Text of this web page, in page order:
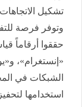
تشكيل
وتوفر فرصة
حققوا أرقاماً
«إنستغرام»،
الشبكات في
استخدامها